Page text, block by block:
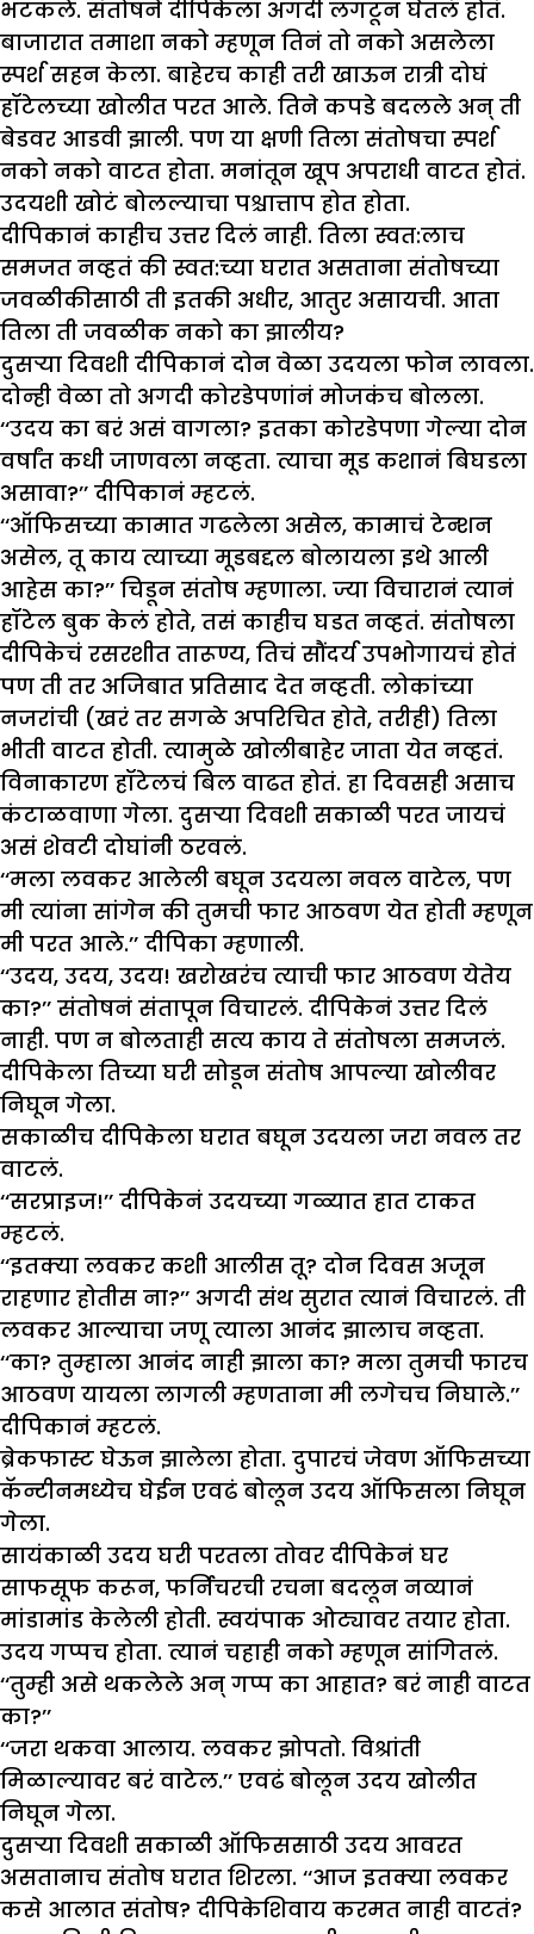
भटकले. संतोषने दीपिकेला अगदी लगटून घेतलं होतं.
बाजारात तमाशा नको म्हणून तिनं तो नको असलेला
स्पर्श सहन केला. बाहेरच काही तरी खाऊन रात्री दोघं
हॉटेलच्या खोलीत परत आले. तिने कपडे बदलले अन् ती
बेडवर आडवी झाली. पण या क्षणी तिला संतोषचा स्पर्श
नको नको वाटत होता. मनांतून खूप अपराधी वाटत होतं.
उदयशी खोटं बोलल्याचा पश्चात्ताप होत होता.
दीपिकानं काहीच उत्तर दिलं नाही. तिला स्वत:लाच
समजत नव्हतं की स्वत:च्या घरात असताना संतोषच्या
जवळीकीसाठी ती इतकी अधीर, आतुर असायची. आता
तिला ती जवळीक नको का झालीय?
दुसऱ्या दिवशी दीपिकानं दोन वेळा उदयला फोन लावला.
दोन्ही वेळा तो अगदी कोरडेपणांनं मोजकंच बोलला.
‘‘उदय का बरं असं वागला? इतका कोरडेपणा गेल्या दोन
वर्षांत कधी जाणवला नव्हता. त्याचा मूड कशानं बिघडला
असावा?’’ दीपिकानं म्हटलं.
‘‘ऑफिसच्या कामात गढलेला असेल, कामाचं टेन्शन
असेल, तू काय त्याच्या मूडबद्दल बोलायला इथे आली
आहेस का?’’ चिडून संतोष म्हणाला. ज्या विचारानं त्यानं
हॉटेल बुक केलं होते, तसं काहीच घडत नव्हतं. संतोषला
दीपिकेचं रसरशीत तारूण्य, तिचं सौंदर्य उपभोगायचं होतं
पण ती तर अजिबात प्रतिसाद देत नव्हती. लोकांच्या
नजरांची (खरं तर सगळे अपरिचित होते, तरीही) तिला
भीती वाटत होती. त्यामुळे खोलीबाहेर जाता येत नव्हतं.
विनाकारण हॉटेलचं बिल वाढत होतं. हा दिवसही असाच
कंटाळवाणा गेला. दुसऱ्या दिवशी सकाळी परत जायचं
असं शेवटी दोघांनी ठरवलं.
‘‘मला लवकर आलेली बघून उदयला नवल वाटेल, पण
मी त्यांना सांगेन की तुमची फार आठवण येत होती म्हणून
मी परत आले.’’ दीपिका म्हणाली.
‘‘उदय, उदय, उदय! खरोखरंच त्याची फार आठवण येतेय
का?’’ संतोषनं संतापून विचारलं. दीपिकेनं उत्तर दिलं
नाही. पण न बोलताही सत्य काय ते संतोषला समजलं.
दीपिकेला तिच्या घरी सोडून संतोष आपल्या खोलीवर
निघून गेला.
सकाळीच दीपिकेला घरात बघून उदयला जरा नवल तर
वाटलं.
‘‘सरप्राइज!’’ दीपिकेनं उदयच्या गळ्यात हात टाकत
म्हटलं.
‘‘इतक्या लवकर कशी आलीस तू? दोन दिवस अजून
राहणार होतीस ना?’’ अगदी संथ सुरात त्यानं विचारलं. ती
लवकर आल्याचा जणू त्याला आनंद झालाच नव्हता.
‘‘का? तुम्हाला आनंद नाही झाला का? मला तुमची फारच
आठवण यायला लागली म्हणताना मी लगेचच निघाले.’’
दीपिकानं म्हटलं.
ब्रेकफास्ट घेऊन झालेला होता. दुपारचं जेवण ऑफिसच्या
कॅन्टीनमध्येच घेईन एवढं बोलून उदय ऑफिसला निघून
गेला.
सायंकाळी उदय घरी परतला तोवर दीपिकेनं घर
साफसूफ करून, फर्निचरची रचना बदलून नव्यानं
मांडामांड केलेली होती. स्वयंपाक ओट्यावर तयार होता.
उदय गप्पच होता. त्यानं चहाही नको म्हणून सांगितलं.
‘‘तुम्ही असे थकलेले अन् गप्प का आहात? बरं नाही वाटत
का?’’
‘‘जरा थकवा आलाय. लवकर झोपतो. विश्रांती
मिळाल्यावर बरं वाटेल.’’ एवढं बोलून उदय खोलीत
निघून गेला.
दुसऱ्या दिवशी सकाळी ऑफिससाठी उदय आवरत
असतानाच संतोष घरात शिरला. ‘‘आज इतक्या लवकर
कसे आलात संतोष? दीपिकेशिवाय करमत नाही वाटतं?